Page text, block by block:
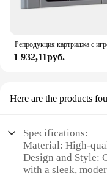
1 932,11руб.
Here are the products
Specifications:
Material: High-
Design and Style:
with a sleek,